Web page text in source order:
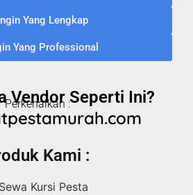
Yang Lengkap
Yang Professional
Vendor Seperti Ini?
Perkenalkan :
Kami :